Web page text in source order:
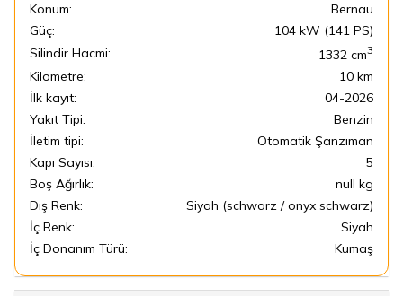
Konum:
Bernau
Güç:
104 kW (141 PS)
Silindir Hacmi:
1332 cm3
Kilometre:
10 km
İlk kayıt:
04-2026
Yakıt Tipi:
Benzin
İletim tipi:
Otomatik Şanzıman
Kapı Sayısı:
5
Boş Ağırlık:
null kg
Dış Renk:
Siyah (schwarz / onyx schwarz)
İç Renk:
Siyah
İç Donanım Türü:
Kumaş